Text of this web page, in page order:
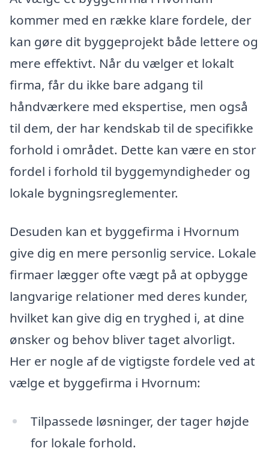
kommer med en række klare fordele, der
kan gøre dit byggeprojekt både lettere og
mere effektivt. Når du vælger et lokalt
firma, får du ikke bare adgang til
håndværkere med ekspertise, men også
til dem, der har kendskab til de specifikke
forhold i området. Dette kan være en stor
fordel i forhold til byggemyndigheder og
lokale bygningsreglementer.
Desuden kan et byggefirma i Hvornum
give dig en mere personlig service. Lokale
firmaer lægger ofte vægt på at opbygge
langvarige relationer med deres kunder,
hvilket kan give dig en tryghed i, at dine
ønsker og behov bliver taget alvorligt.
Her er nogle af de vigtigste fordele ved at
vælge et byggefirma i Hvornum:
Tilpassede løsninger, der tager højde
for lokale forhold.